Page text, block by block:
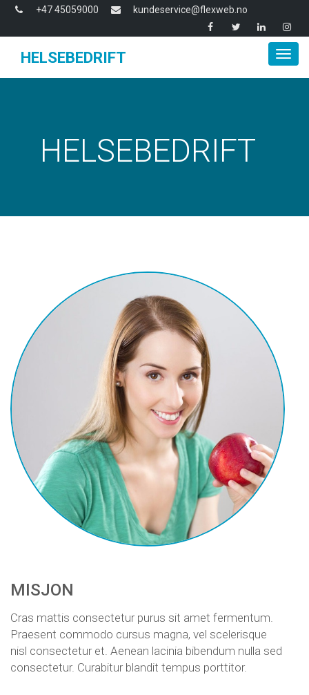
+47 45059000 kundeservice@flexweb.no
HELSEBEDRIFT
HELSEBEDRIFT
MISJON
Cras mattis consectetur purus sit amet fermentum.
Praesent commodo cursus magna, vel scelerisque
nisl consectetur et. Aenean lacinia bibendum nulla sed
consectetur. Curabitur blandit tempus porttitor.